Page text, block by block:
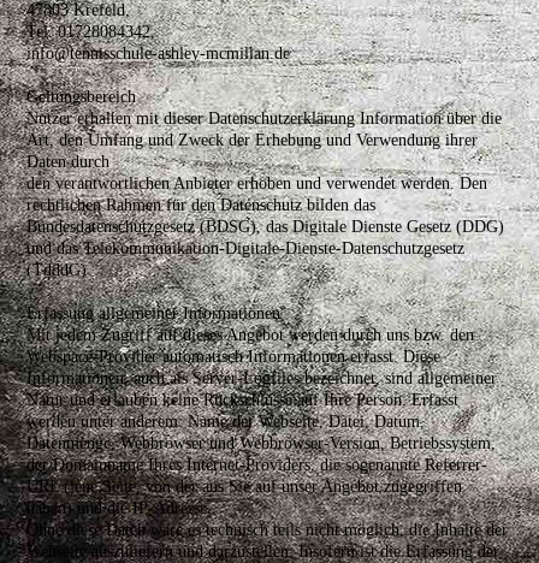
47803 Krefeld,
Tel. 01728084342,
info@tennisschule-ashley-mcmillan.de
Geltungsbereich
Nutzer erhalten mit dieser Datenschutzerklärung Information über die
Art, den Umfang und Zweck der Erhebung und Verwendung ihrer
Daten durch
den verantwortlichen Anbieter erhoben und verwendet werden. Den
rechtlichen Rahmen für den Datenschutz bilden das
Bundesdatenschutzgesetz (BDSG), das Digitale Dienste Gesetz (DDG)
und das Telekommunikation-Digitale-Dienste-Datenschutzgesetz
(TdddG)
Erfassung allgemeiner Informationen
Mit jedem Zugriff auf dieses Angebot werden durch uns bzw. den
Webspace-Provider automatisch Informationen erfasst. Diese
Informationen, auch als Server-Logfiles bezeichnet, sind allgemeiner
Natur und erlauben keine Rückschlüsse auf Ihre Person. Erfasst
werden unter anderem: Name der Webseite, Datei, Datum,
Datenmenge, Webbrowser und Webbrowser-Version, Betriebssystem,
der Domainname Ihres Internet-Providers, die sogenannte Referrer-
URL (jene Seite, von der aus Sie auf unser Angebot zugegriffen
haben) und die IP-Adresse.
Ohne diese Daten wäre es technisch teils nicht möglich, die Inhalte der
Webseite auszuliefern und darzustellen. Insofern ist die Erfassung der